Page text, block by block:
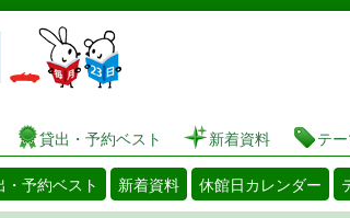
図書館 蔵書検索・予約システ
貸出・予約ベスト 新着資料 テ
・予約ベスト 新着資料 休館日カレンダー